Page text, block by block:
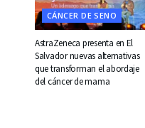
CÁNCER DE SENO
AstraZeneca presenta en El
Salvador nuevas alternativas
que transforman el abordaje
del cáncer de mama